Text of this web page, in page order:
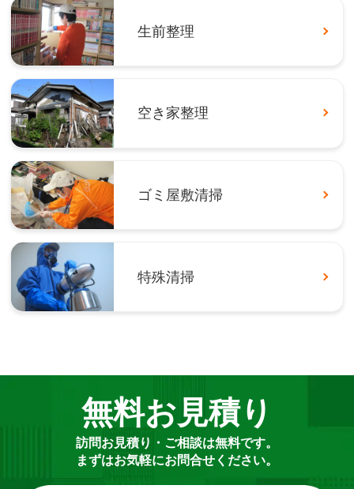
生前整理
空き家整理
ゴミ屋敷清掃
特殊清掃
無料お見積り
訪問お見積り・ご相談は無料です。
まずはお気軽にお問合せください。